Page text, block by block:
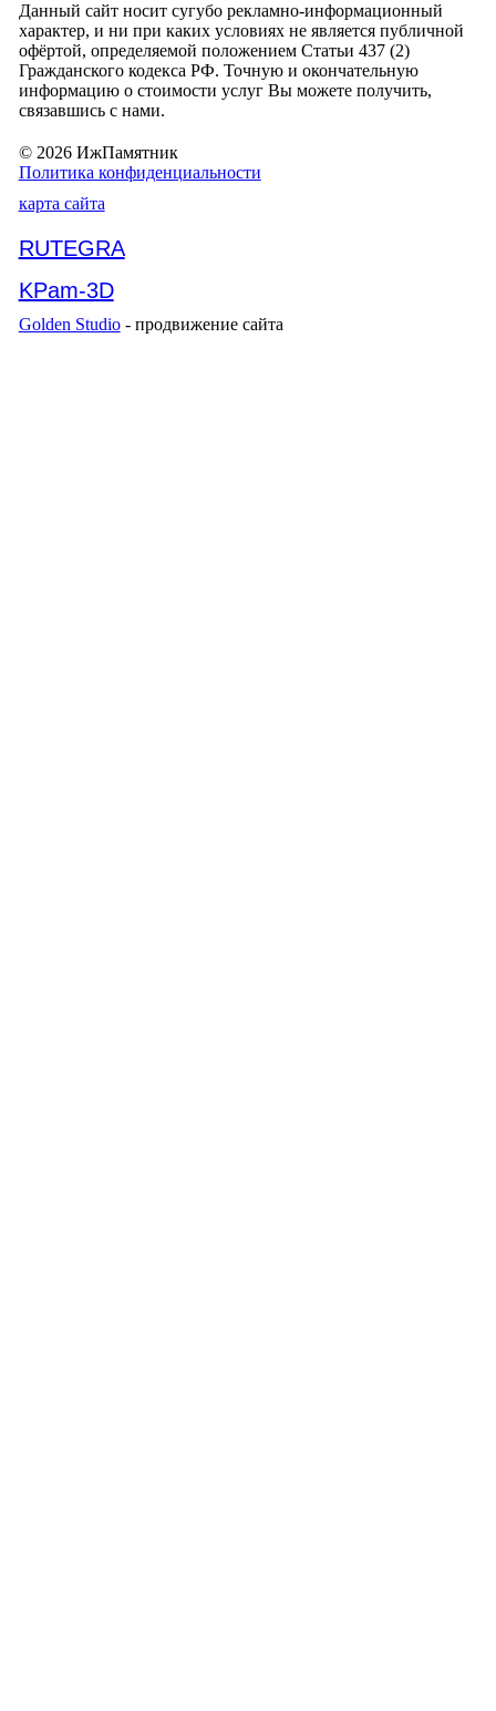
Данный сайт носит сугубо рекламно-информационный
характер, и ни при каких условиях не является публичной
офёртой, определяемой положением Статьи 437 (2)
Гражданского кодекса РФ. Точную и окончательную
информацию о стоимости услуг Вы можете получить,
связавшись с нами.
© 2026 ИжПамятник
Политика конфиденциальности
карта сайта
RUTEGRA
KPam-3D
Golden Studio- продвижение сайта